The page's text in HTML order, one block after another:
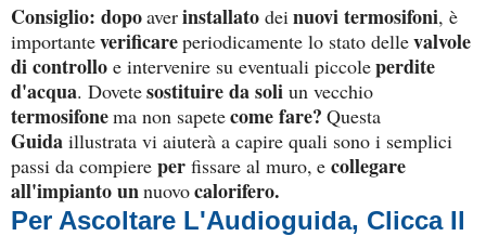
Consiglio: dopoaverinstallato dei nuovi termosifoni, è
importanteverificareperiodicamente lo stato dellevalvole
di controllo e intervenire su eventuali piccoleperdite
d'acqua. Dovetesostituire da soli un vecchio
termosifonema non sapetecome fare? Questa
Guida illustrata vi aiuterà a capire quali sono i semplici
passi da compiere per fissare al muro, e collegare
all'impiantounnuovocalorifero.
Per Ascoltare L'Audioguida, Clicca Il